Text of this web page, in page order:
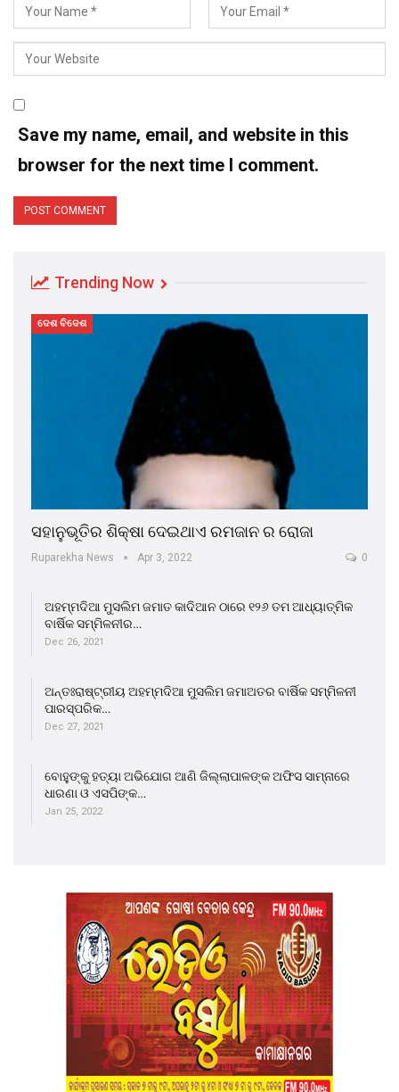
Save my name, email, and website in this
browser for the next time I comment.
Trending Now
ଦେଶ ବିଦେଶ
ସହାନୁଭୂତିର ଶିକ୍ଷା ଦେଇଥାଏ ରମଜାନ ର ରୋଜା
Ruparekha News Apr 3, 2022 0
ଅହମ୍ମଦିଆ ମୁସଲିମ ଜମାତ କାଦିଆନ ଠାରେ ୧୨୬ ତମ ଆଧ୍ୟାତ୍ମିକ
ବାର୍ଷିକ ସମ୍ମିଳନୀର…
Dec 26, 2021
ଅନ୍ତଃରାଷ୍ଟ୍ରୀୟ ଅହମ୍ମଦିଆ ମୁସଲିମ ଜମାଅତର ବାର୍ଷିକ ସମ୍ମିଳନୀ
ପାରସ୍ପରିକ…
Dec 27, 2021
ବୋହୁଙ୍କୁ ହତ୍ୟା ଅଭିଯୋଗ ଆଣି ଜିଲ୍ଲାପାଳଙ୍କ ଅଫିସ ସାମ୍ନାରେ
ଧାରଣା ଓ ଏସପିଙ୍କ…
Jan 25, 2022